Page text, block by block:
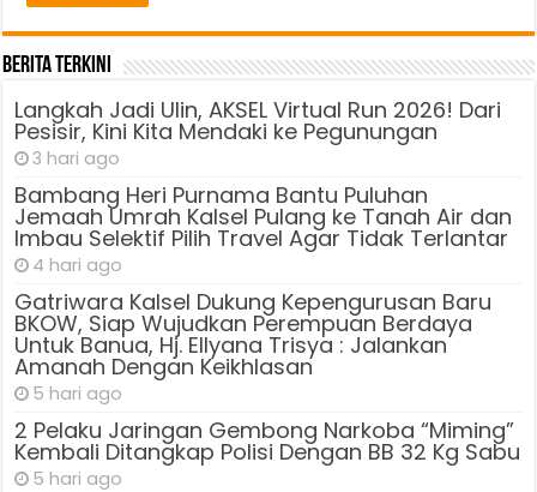
Berita Terkini
Langkah Jadi Ulin, AKSEL Virtual Run 2026! Dari
Pesisir, Kini Kita Mendaki ke Pegunungan
3 hari ago
Bambang Heri Purnama Bantu Puluhan
Jemaah Umrah Kalsel Pulang ke Tanah Air dan
Imbau Selektif Pilih Travel Agar Tidak Terlantar
4 hari ago
Gatriwara Kalsel Dukung Kepengurusan Baru
BKOW, Siap Wujudkan Perempuan Berdaya
Untuk Banua, Hj. Ellyana Trisya : Jalankan
Amanah Dengan Keikhlasan
5 hari ago
2 Pelaku Jaringan Gembong Narkoba “Miming”
Kembali Ditangkap Polisi Dengan BB 32 Kg Sabu
5 hari ago